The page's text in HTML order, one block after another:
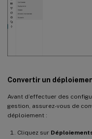
Convertir un
Avant d’effectuer des
gestion, assurez-vous de
déploiement :
Cliquez sur